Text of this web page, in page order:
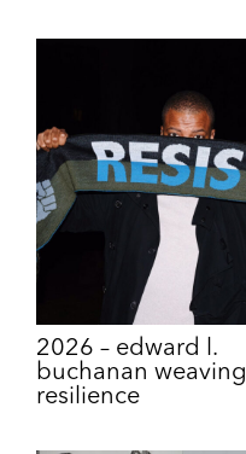
2026 – edward l.
buchanan weaving
resilience